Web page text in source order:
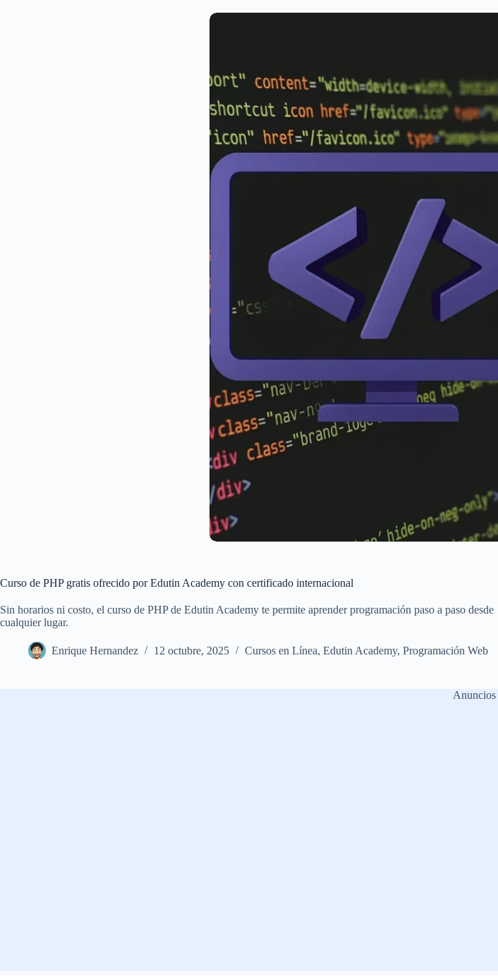
Curso de PHP gratis ofrecido por Edutin Academy con certificado internacional
Sin horarios ni costo, el curso de PHP de Edutin Academy te permite aprender programación paso a paso desde
cualquier lugar.
Enrique Hernandez 12 octubre, 2025 Cursos en Línea, Edutin Academy, Programación Web
Anuncios